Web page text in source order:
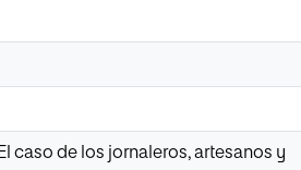
caso de los jornaleros, artesanos y